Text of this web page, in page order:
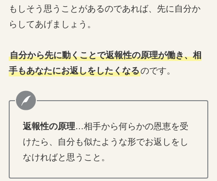
もしそう思うことがあるのであれば、先に自分か
らしてあげましょう。
自分から先に動くことで返報性の原理が働き、相
手もあなたにお返しをしたくなるのです。
返報性の原理…相手から何らかの恩恵を受
けたら、自分も似たような形でお返しをし
なければと思うこと。